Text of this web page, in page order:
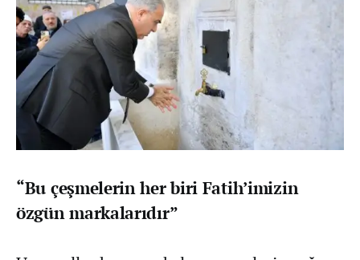
“Bu çeşmelerin her biri Fatih’imizin
özgün markalarıdır”